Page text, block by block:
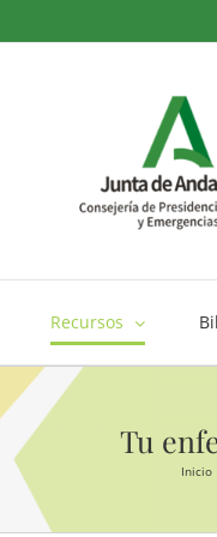
Recursos
Tu
Inicio